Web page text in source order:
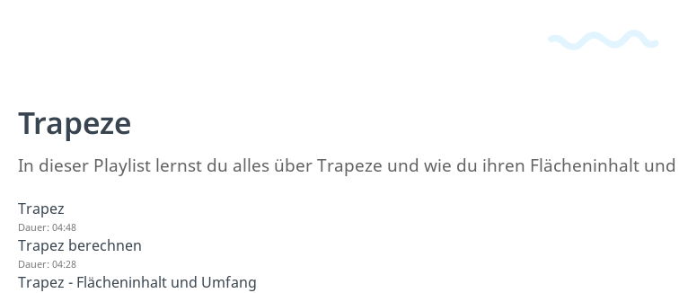
Trapeze
In dieser Playlist lernst du alles über Trapeze und wie du ihren Flächeninhalt
Trapez
Dauer: 04:48
Trapez berechnen
Dauer: 04:28
Trapez - Flächeninhalt und Umfang